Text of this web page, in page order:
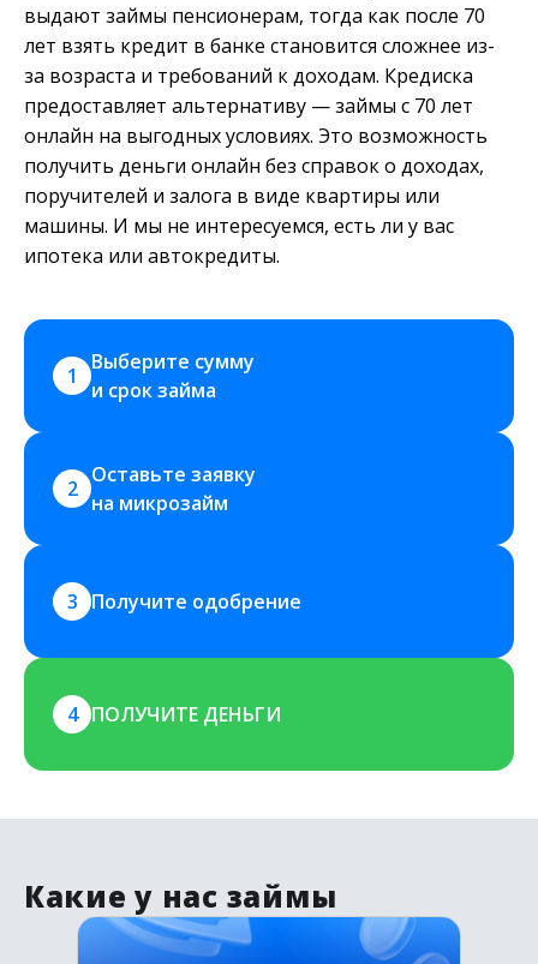
выдают займы пенсионерам, тогда как после 70
лет взять кредит в банке становится сложнее из-
за возраста и требований к доходам. Кредиска
предоставляет альтернативу — займы с 70 лет
онлайн на выгодных условиях. Это возможность
получить деньги онлайн без справок о доходах,
поручителей и залога в виде квартиры или
машины. И мы не интересуемся, есть ли у вас
ипотека или автокредиты.
1
Выберите сумму
и срок займа
2
Оставьте заявку
на микрозайм
3 Получите одобрение
4 ПОЛУЧИТЕ ДЕНЬГИ
Какие у нас займы